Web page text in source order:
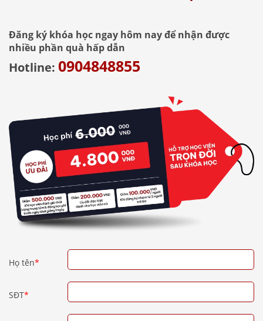
Đăng ký khóa học ngay hôm nay để nhận được
nhiều phần quà hấp dẫn
Hotline: 0904848855
Họ tên*
SĐT*